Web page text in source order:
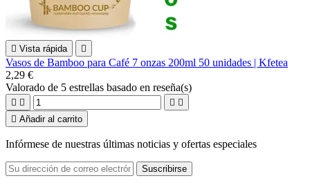
 Vista rápida 
Vasos de Bamboo para Café 7 onzas 200ml 50 unidades | Kfetea
2,29 €
Valorado de 5 estrellas basado en reseña(s)
   
 Añadir al carrito
Infórmese de nuestras últimas noticias y ofertas especiales